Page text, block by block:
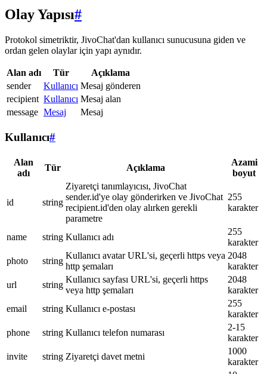
Olay Yapısı#
Protokol simetriktir, JivoChat'dan kullanıcı sunucusuna giden ve
ordan gelen olaylar için yapı aynıdır.
Alan adı Tür
Açıklama
sender
Kullanıcı Mesaj gönderen
recipient Kullanıcı Mesaj alan
message Mesaj Mesaj
Kullanıcı#
Alan
adı
Tür Açıklama
Azami
boyut
id string
Ziyaretçi tanımlayıcısı, JivoChat
sender.id'ye olay gönderirken ve JivoChat
recipient.id'den olay alırken gerekli
parametre
255
karakter
name string Kullanıcı adı
255
karakter
photo
string
Kullanıcı avatar URL'si, geçerli https veya
http şemaları
2048
karakter
url
string
Kullanıcı sayfası URL'si, geçerli https
veya http şemaları
2048
karakter
email
string Kullanıcı e-postası
255
karakter
phone
string Kullanıcı telefon numarası
2-15
karakter
invite
string Ziyaretçi davet metni
1000
karakter